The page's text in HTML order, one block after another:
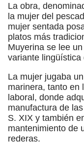
La obra,
la mujer del
mujer sentada
platos más
Muyerina se lee
variante lingüística
La mujer jugaba
marinera, tanto en
laboral, donde
manufactura de
S. XIX y también
mantenimiento de
rederas.